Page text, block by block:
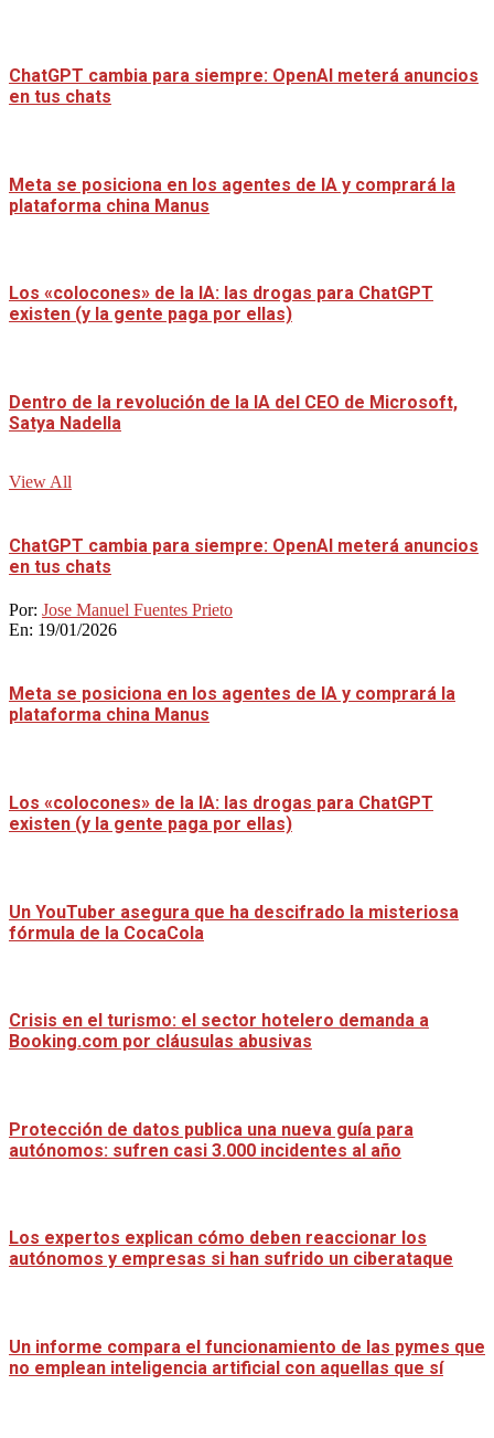
ChatGPT cambia para siempre: OpenAI meterá anuncios
en tus chats
Meta se posiciona en los agentes de IA y comprará la
plataforma china Manus
Los «colocones» de la IA: las drogas para ChatGPT
existen (y la gente paga por ellas)
Dentro de la revolución de la IA del CEO de Microsoft,
Satya Nadella
View All
ChatGPT cambia para siempre: OpenAI meterá anuncios
en tus chats
Por: Jose Manuel Fuentes Prieto
En: 19/01/2026
Meta se posiciona en los agentes de IA y comprará la
plataforma china Manus
Los «colocones» de la IA: las drogas para ChatGPT
existen (y la gente paga por ellas)
Un YouTuber asegura que ha descifrado la misteriosa
fórmula de la CocaCola
Crisis en el turismo: el sector hotelero demanda a
Booking.com por cláusulas abusivas
Protección de datos publica una nueva guía para
autónomos: sufren casi 3.000 incidentes al año
Los expertos explican cómo deben reaccionar los
autónomos y empresas si han sufrido un ciberataque
Un informe compara el funcionamiento de las pymes que
no emplean inteligencia artificial con aquellas que sí